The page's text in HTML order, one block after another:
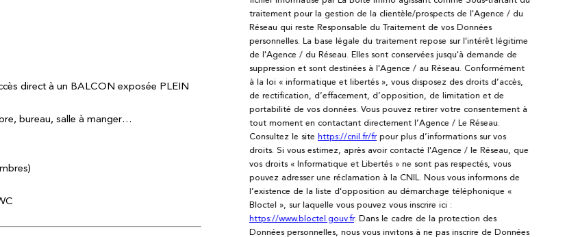
direct à un BALCON exposée PLEIN
bureau, salle à manger…
traitement pour la gestion de la clientèle/prospects de l'Agence / du
Réseau qui reste Responsable du Traitement de vos Données
personnelles. La base légale du traitement repose sur l'intérêt légitime
de l'Agence / du Réseau. Elles sont conservées jusqu'à demande de
suppression et sont destinées à l'Agence / au Réseau. Conformément
à la loi « informatique et libertés », vous disposez des droits d’accès,
de rectification, d’effacement, d’opposition, de limitation et de
portabilité de vos données. Vous pouvez retirer votre consentement à
tout moment en contactant directement l’Agence / Le Réseau.
Consultez le site https://cnil.fr/frpour plus d’informations sur vos
droits. Si vous estimez, après avoir contacté l'Agence / le Réseau, que
vos droits « Informatique et Libertés » ne sont pas respectés, vous
pouvez adresser une réclamation à la CNIL. Nous vous informons de
l’existence de la liste d'opposition au démarchage téléphonique «
Bloctel », sur laquelle vous pouvez vous inscrire ici :
https://www.bloctel.gouv.fr. Dans le cadre de la protection des
Données personnelles, nous vous invitons à ne pas inscrire de Données